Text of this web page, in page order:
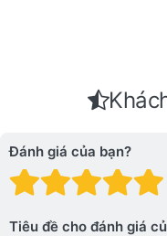
Đánh giá của bạn?
Đánh
Đánh giá:
Tiêu đề cho đánh giá